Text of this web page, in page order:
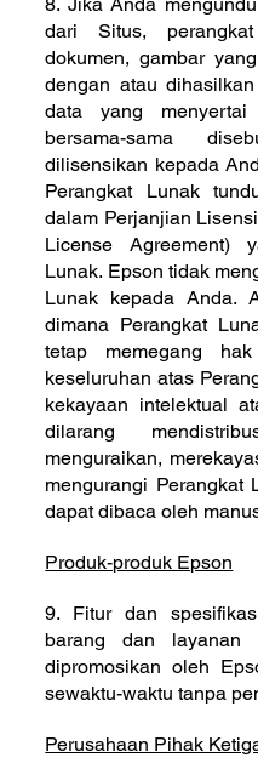
8. Jika Anda
dari Situs,
dokumen, gambar
dengan atau
data yang menyertai
bersama-sama
dilisensikan kepada
Perangkat Lunak
dalam Perjanjian
License Agreement)
Lunak. Epson tidak
Lunak kepada Anda.
dimana Perangkat
tetap memegang
keseluruhan atas
kekayaan intelektual
dilarang
menguraikan,
mengurangi Perangkat
dapat dibaca oleh
Produk-produk Epson
9. Fitur dan
barang dan layanan
dipromosikan oleh
sewaktu-waktu tanpa
Perusahaan Pihak